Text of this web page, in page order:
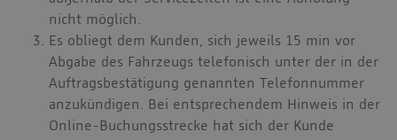
nicht möglich.
Es obliegt dem Kunden, sich jeweils 15 min vor
Abgabe des Fahrzeugs telefonisch unter der in der
Auftragsbestätigung genannten Telefonnummer
anzukündigen. Bei entsprechendem Hinweis in der
Online-Buchungsstrecke hat sich der Kunde